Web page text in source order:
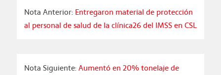
Nota Anterior:Entregaron material de protección
al personal de salud de la clínica26 del IMSS en CSL
Nota Siguiente:Aumentó en 20% tonelaje de